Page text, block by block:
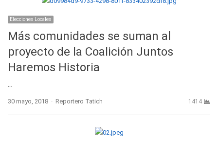
Elecciones Locales
Más comunidades se suman al
proyecto de la Coalición Juntos
Haremos Historia
…
30 mayo, 2018 Author
Reportero Tatich 1414